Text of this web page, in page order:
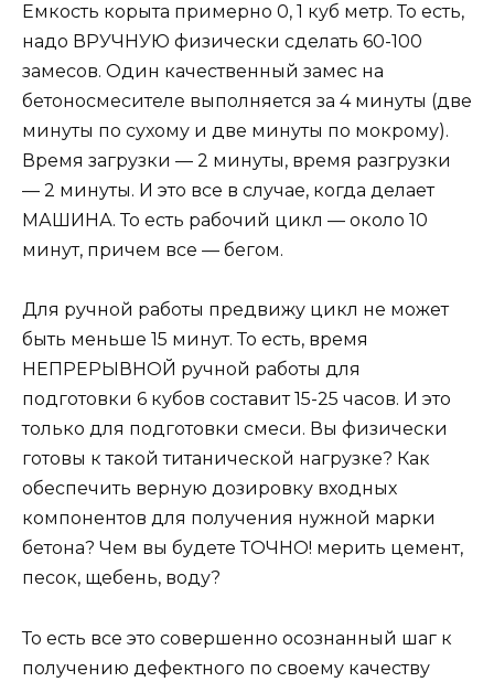
Емкость корыта примерно 0, 1 куб метр. То есть,
надо ВРУЧНУЮ физически сделать 60-100
замесов. Один качественный замес на
бетоносмесителе выполняется за 4 минуты (две
минуты по сухому и две минуты по мокрому).
Время загрузки — 2 минуты, время разгрузки
— 2 минуты. И это все в случае, когда делает
МАШИНА. То есть рабочий цикл — около 10
минут, причем все — бегом.
Для ручной работы предвижу цикл не может
быть меньше 15 минут. То есть, время
НЕПРЕРЫВНОЙ ручной работы для
подготовки 6 кубов составит 15-25 часов. И это
только для подготовки смеси. Вы физически
готовы к такой титанической нагрузке? Как
обеспечить верную дозировку входных
компонентов для получения нужной марки
бетона? Чем вы будете ТОЧНО! мерить цемент,
песок, щебень, воду?
То есть все это совершенно осознанный шаг к
получению дефектного по своему качеству